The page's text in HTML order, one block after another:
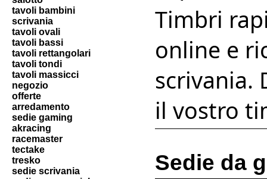
tavoli bambini
scrivania
tavoli ovali
tavoli bassi
tavoli rettangolari
tavoli tondi
tavoli massicci
negozio
offerte
arredamento
sedie gaming
akracing
racemaster
tectake
tresko
sedie scrivania
Timbri
online e
scrivania.
il vostro
Sedie da